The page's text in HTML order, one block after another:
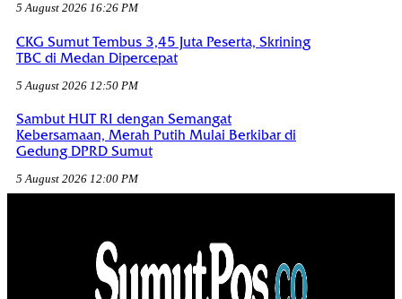
5 August 2026 16:26 PM
CKG Sumut Tembus 3,45 Juta Peserta, Skrining
TBC di Medan Dipercepat
5 August 2026 12:50 PM
Sambut HUT RI dengan Semangat
Kebersamaan, Merah Putih Mulai Berkibar di
Gedung DPRD Sumut
5 August 2026 12:00 PM